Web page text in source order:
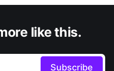
like this.
Subscribe